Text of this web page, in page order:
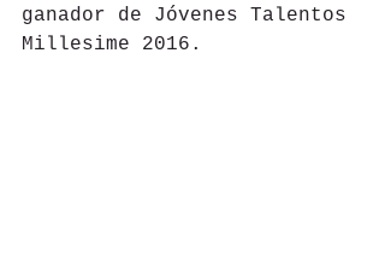
ganador de Jóvenes Talentos
Millesime 2016.